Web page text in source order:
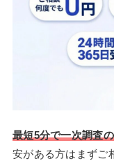
最短5分で一次調査
安がある方はまずご